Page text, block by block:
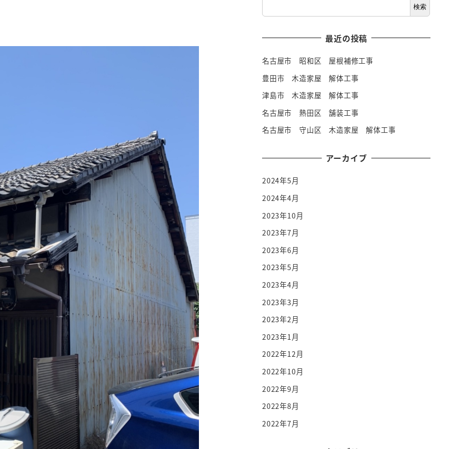
検索
最近の投稿
名古屋市 昭和区 屋根補修工事
豊田市 木造家屋 解体工事
津島市 木造家屋 解体工事
名古屋市 熱田区 舗装工事
名古屋市 守山区 木造家屋 解体工事
アーカイブ
2024年5月
2024年4月
2023年10月
2023年7月
2023年6月
2023年5月
2023年4月
2023年3月
2023年2月
2023年1月
2022年12月
2022年10月
2022年9月
2022年8月
2022年7月